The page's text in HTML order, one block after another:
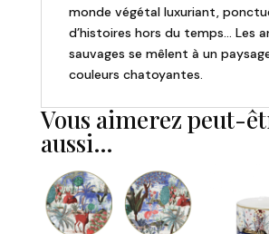
monde végétal luxuriant,
d’histoires hors du temps… Les
sauvages se mêlent à un
couleurs chatoyantes.
Vous aimerez peut-
aussi…